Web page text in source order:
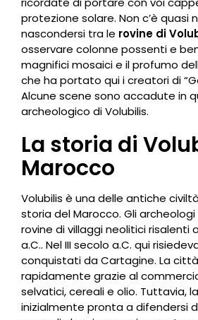
protezione solare. Non c’è quasi
nascondersi tra le rovine di
osservare colonne possenti e
magnifici mosaici e il profumo
che ha portato qui i creatori di
Alcune scene sono accadute in
archeologico di Volubilis.
La storia di
Marocco
Volubilis è una delle antiche
storia del Marocco. Gli
rovine di villaggi neolitici risalenti
a.C.. Nel III secolo a.C. qui
conquistati da Cartagine. La
rapidamente grazie al
selvatici, cereali e olio. Tuttavia,
inizialmente pronta a difendersi